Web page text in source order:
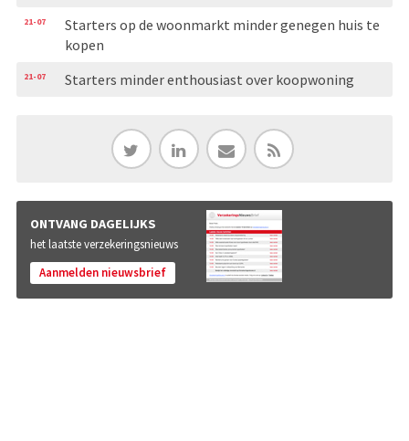
21-07
Starters op de woonmarkt minder genegen huis te
kopen
21-07 Starters minder enthousiast over koopwoning
ONTVANG DAGELIJKS
het laatste verzekeringsnieuws
Aanmelden nieuwsbrief